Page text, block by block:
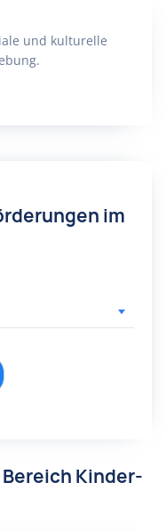
und kulturelle
im
Kinder-